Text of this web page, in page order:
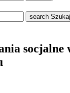
search Szukaj
socjalne